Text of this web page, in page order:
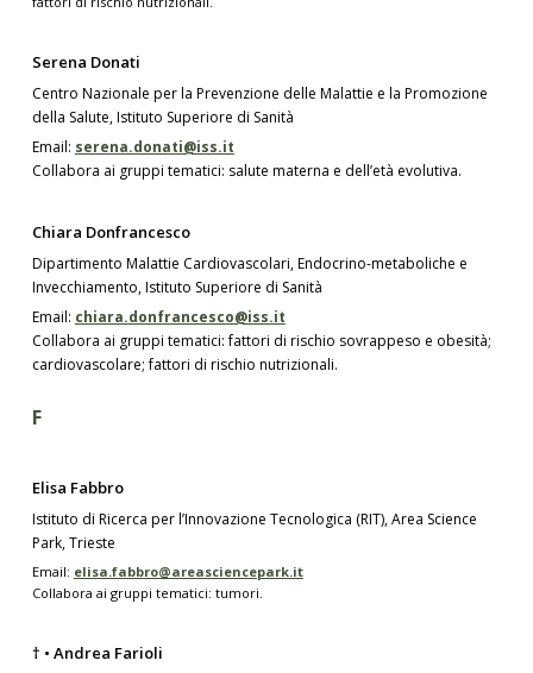
Serena Donati
Centro Nazionale per la Prevenzione delle Malattie e la Promozione
della Salute, Istituto Superiore di Sanità
Email: serena.donati@iss.it
Collabora ai gruppi tematici: salute materna e dell’età evolutiva.
Chiara Donfrancesco
Dipartimento Malattie Cardiovascolari, Endocrino-metaboliche e
Invecchiamento, Istituto Superiore di Sanità
Email: chiara.donfrancesco@iss.it
Collabora ai gruppi tematici: fattori di rischio sovrappeso e obesità;
cardiovascolare; fattori di rischio nutrizionali.
F
Elisa Fabbro
Istituto di Ricerca per l’Innovazione Tecnologica (RIT), Area Science
Park, Trieste
Email: elisa.fabbro@areasciencepark.it
Collabora ai gruppi tematici: tumori.
† • Andrea Farioli